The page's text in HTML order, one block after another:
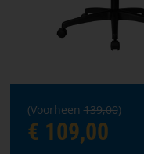
VOORPAGINA
SOFTWARE
(Voorheen139,00)
€ 109,00